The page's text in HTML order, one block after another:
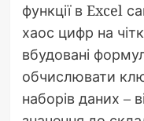
функції в Excel
хаос цифр на
вбудовані
обчислювати
наборів даних –